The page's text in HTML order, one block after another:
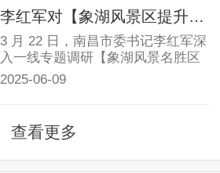
李红军对【象湖风景区提升】提出系列关键要求！
3 月 22 日，南昌市委书记李红军深
入一线专题调研【象湖风景名胜区
提升】工作，并对象...
2025-06-09
查看更多
高新区
新建区
南昌县